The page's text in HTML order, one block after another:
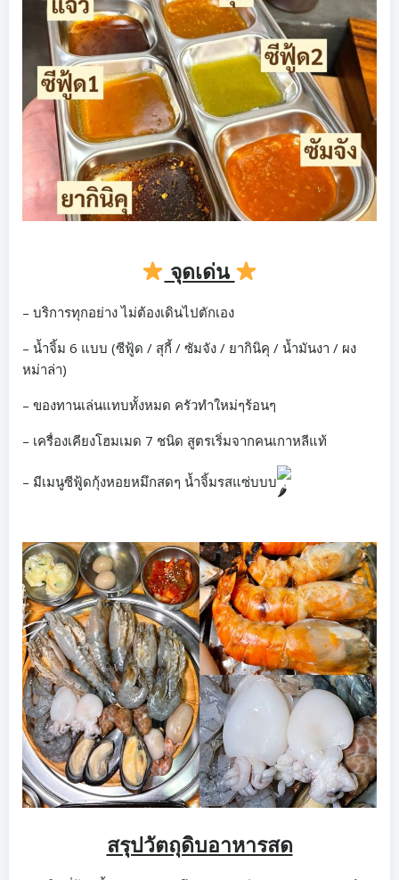
จุดเด่น
– บริการทุกอย่าง ไม่ต้องเดินไปตักเอง
– น้ำจิ้ม 6 แบบ (ซีฟู้ด / สุกี้ / ซัมจัง / ยากินิคุ / น้ำมันงา / ผง
หม่าล่า)
– ของทานเล่นแทบทั้งหมด ครัวทำใหม่ๆร้อนๆ
– เครื่องเคียงโฮมเมด 7 ชนิด สูตรเริ่มจากคนเกาหลีแท้
– มีเมนูซีฟู้ดกุ้งหอยหมึกสดๆ น้ำจิ้มรสแซ่บบบ
สรุปวัตถุดิบอาหารสด